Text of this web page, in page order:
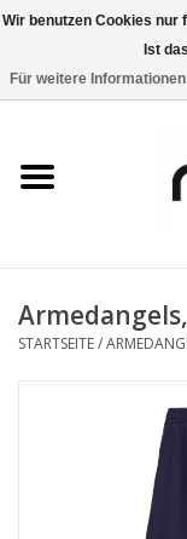
Damen
Accessoires
STARTSEITE/
Wir benutzen Cookies nur
Ist
Für weitere